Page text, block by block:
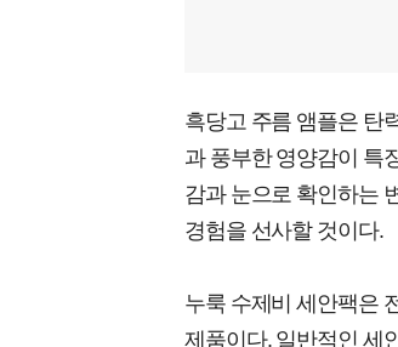
흑당고 주름 앰플은 탄
과 풍부한 영양감이 특
감과 눈으로 확인하는
경험을 선사할 것이다.
누룩 수제비 세안팩은
제품이다. 일반적인 세